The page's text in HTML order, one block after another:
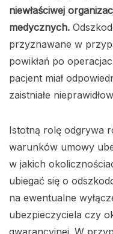
niewłaściwej
medycznych.
przyznawane w
powikłań po
pacjent miał
zaistniałe
Istotną rolę odgrywa
warunków umowy
w jakich
ubiegać się o
na ewentualne
ubezpieczyciela czy